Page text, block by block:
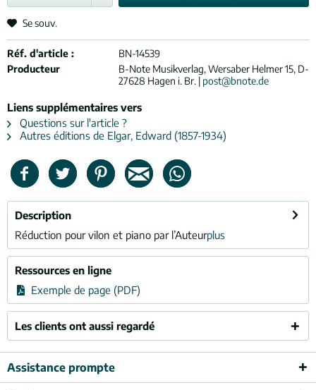
Se souv.
Réf. d'article :
BN-14539
Producteur
B-Note Musikverlag, Wersaber Helmer 15, D-
27628 Hagen i. Br. | post@bnote.de
Liens supplémentaires vers
Questions sur l'article ?
Autres éditions de Elgar, Edward (1857-1934)
Description
Réduction pour vilon et piano par l’Auteurplus
Ressources en ligne
Exemple de page (PDF)
Les clients ont aussi regardé
Assistance prompte